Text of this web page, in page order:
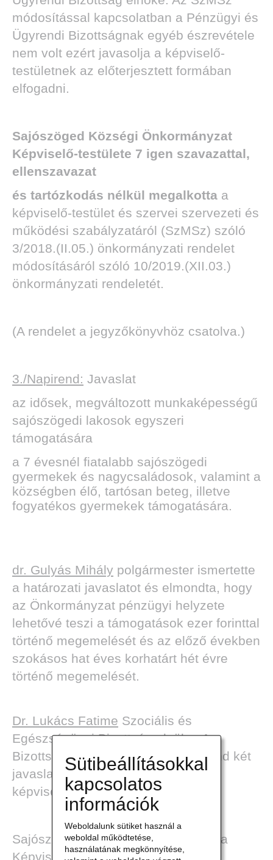
módosítással kapcsolatban a Pénzügyi és
Ügyrendi Bizottságnak egyéb észrevétele
nem volt ezért javasolja a képviselő-
testületnek az előterjesztett formában
elfogadni.
Sajószöged Községi Önkormányzat
Képviselő-testülete 7 igen szavazattal,
ellenszavazat
és tartózkodás nélkül megalkotta a
képviselő-testület és szervei szervezeti és
működési szabályzatáról (SzMSz) szóló
3/2018.(II.05.) önkormányzati rendelet
módosításáról szóló 10/2019.(XII.03.)
önkormányzati rendeletét.
(A rendelet a jegyzőkönyvhöz csatolva.)
3./Napirend: Javaslat
az idősek, megváltozott munkaképességű
sajószögedi lakosok egyszeri
támogatására
a 7 évesnél fiatalabb sajószögedi
gyermekek és nagycsaládosok, valamint a
községben élő, tartósan beteg, illetve
fogyatékos gyermekek támogatására.
dr. Gulyás Mihály polgármester ismertette
a határozati javaslatot és elmondta, hogy
az Önkormányzat pénzügyi helyzete
lehetővé teszi a támogatások ezer forinttal
történő megemelését és az előző években
szokásos hat éves korhatárt hét évre
történő megemelését.
Dr. Lukács Fatime Szociális és
Egészségügyi Bizottság elnöke: A
Bizottság tárgyalta a napirendet mind két
javaslatot elfogadásra javasolja a
képviselő-testületnek.
Sajószöged Községi Önkormányzata
Képviselő-testülete a jelenlévő 7
Sütibeállításokkal
kapcsolatos
információk
Weboldalunk sütiket használ a
weboldal működtetése,
használatának megkönnyítése,